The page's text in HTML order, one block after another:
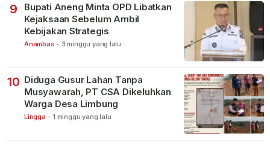
9
Bupati Aneng Minta OPD Libatkan
Kejaksaan Sebelum Ambil
Kebijakan Strategis
Anambas - 3 minggu yang lalu
10 Diduga Gusur Lahan Tanpa
Musyawarah, PT CSA Dikeluhkan
Warga Desa Limbung
Lingga - 1 minggu yang lalu